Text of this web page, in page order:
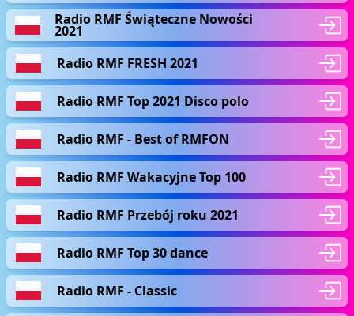
Radio RMF Świąteczne Nowości
2021
Radio RMF FRESH 2021
Radio RMF Top 2021 Disco polo
Radio RMF - Best of RMFON
Radio RMF Wakacyjne Top 100
Radio RMF Przebój roku 2021
Radio RMF Top 30 dance
Radio RMF - Classic